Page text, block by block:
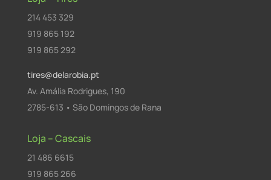
214 453 329
919 865 192
919 865 292
tires@delarobia.pt
Av. Amália Rodrigues, 190
2785-613 • São Domingos de Rana
Loja – Cascais
21 486 6615
919 865 266